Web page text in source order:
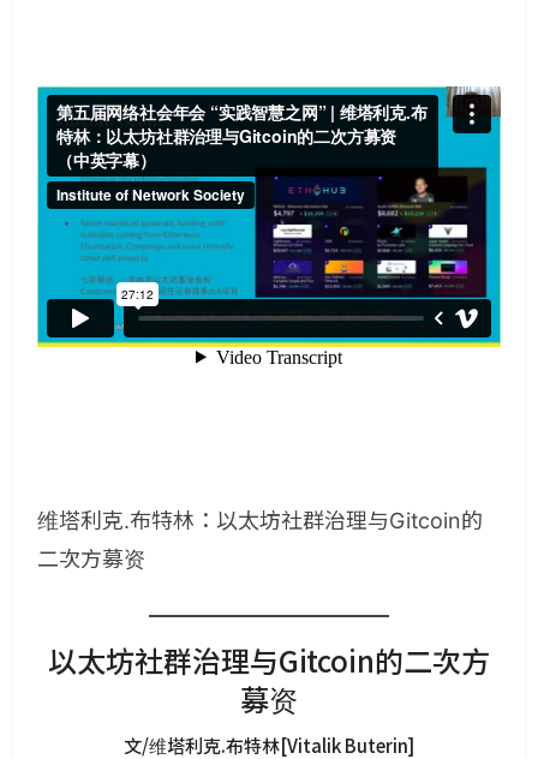
维塔利克.布特林：以太坊社群治理与Gitcoin的
二次方募资
以太坊社群治理与Gitcoin的二次方
募资
文/维塔利克.布特林[Vitalik Buterin]